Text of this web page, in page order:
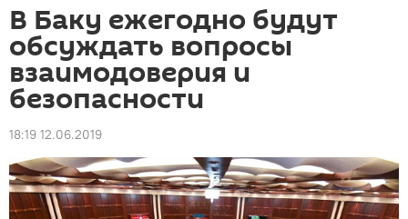
В Баку ежегодно будут
обсуждать вопросы
взаимодоверия и
безопасности
18:19 12.06.2019